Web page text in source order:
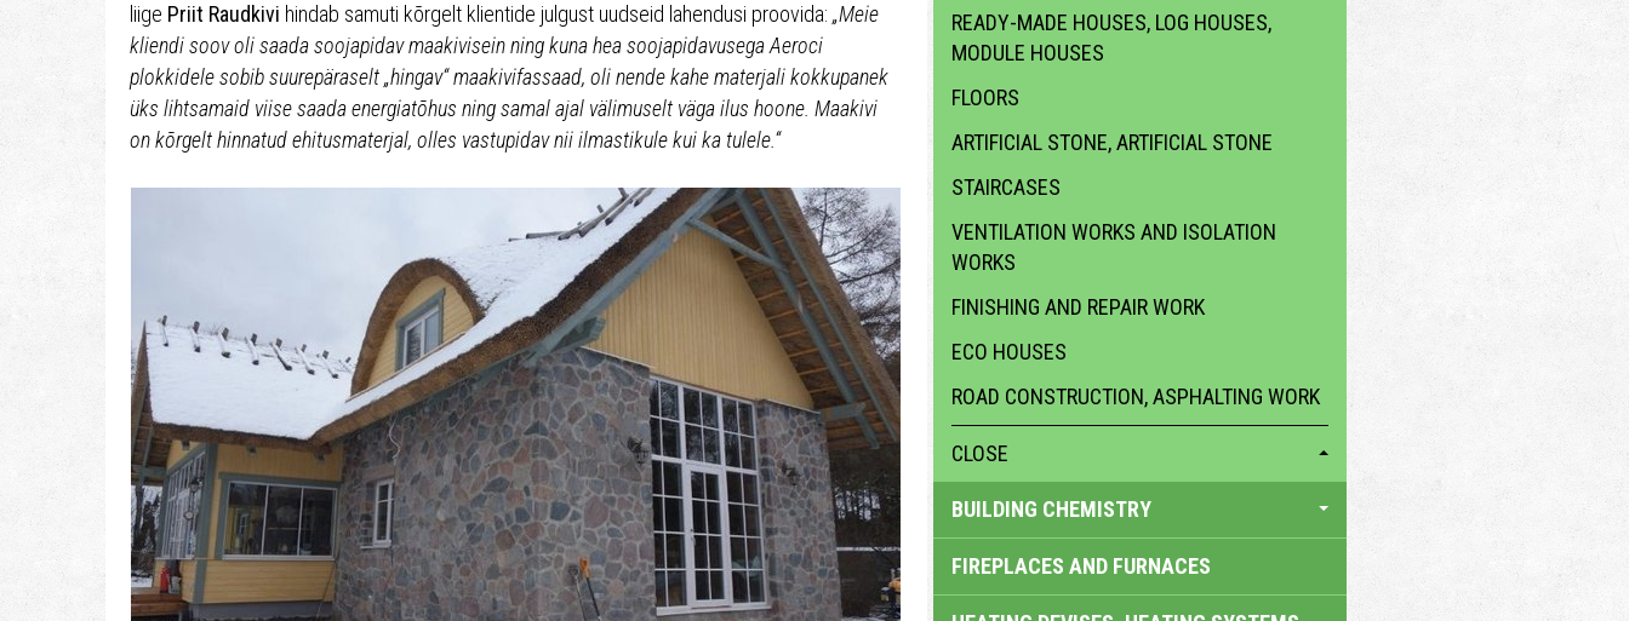
liige Priit Raudkivi hindab samuti kõrgelt klientide julgust uudseid lahendusi proovida: „Meie
kliendi soov oli saada soojapidav maakivisein ning kuna hea soojapidavusega Aeroci
plokkidele sobib suurepäraselt „hingav“ maakivifassaad, oli nende kahe materjali kokkupanek
üks lihtsamaid viise saada energiatõhus ning samal ajal välimuselt väga ilus hoone. Maakivi
on kõrgelt hinnatud ehitusmaterjal, olles vastupidav nii ilmastikule kui ka tulele.“
READY-MADE HOUSES, LOG HOUSES,
MODULE HOUSES
FLOORS
ARTIFICIAL STONE, ARTIFICIAL STONE
STAIRCASES
VENTILATION WORKS AND ISOLATION
WORKS
FINISHING AND REPAIR WORK
ECO HOUSES
ROAD CONSTRUCTION, ASPHALTING WORK
CLOSE
BUILDING CHEMISTRY
FIREPLACES AND FURNACES